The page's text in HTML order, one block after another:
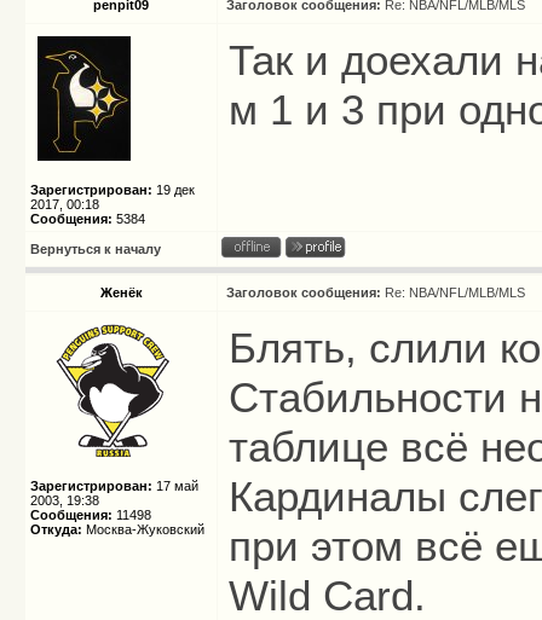
penpit09 Заголовок сообщения: Re: NBA/NFL/MLB/MLS
Зарегистрирован: 19 дек
2017, 00:18
Сообщения: 5384
Так и доехали
м 1 и 3 при
Вернуться к началу
Женёк Заголовок сообщения: Re: NBA/NFL/MLB/MLS
Зарегистрирован: 17 май
2003, 19:38
Сообщения: 11498
Откуда: Москва-Жуковский
Блять, слили
Стабильности
таблице всё
Кардиналы
при этом всё
Wild Card.